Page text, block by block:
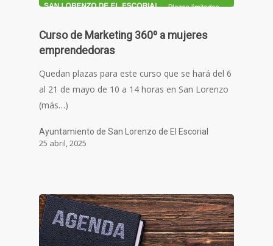
Curso de Marketing 360º a mujeres
emprendedoras
Quedan plazas para este curso que se hará del 6
al 21 de mayo de 10 a 14 horas en San Lorenzo
(más…)
Ayuntamiento de San Lorenzo de El Escorial
25 abril, 2025